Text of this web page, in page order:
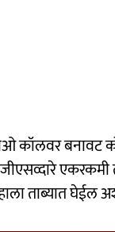
कॉलवर
ताब्यात घेईल